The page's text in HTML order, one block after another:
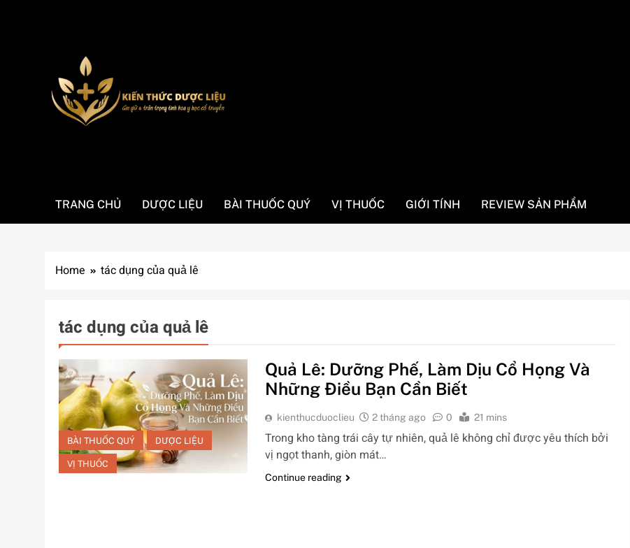
TRANG CHỦ DƯỢC LIỆU BÀI THUỐC QUÝ VỊ THUỐC GIỚI TÍNH REVIEW SẢN PHẨM
Home tác dụng của quả lê
tác dụng của quả lê
BÀI THUỐC QUÝ DƯỢC LIỆU
VỊ THUỐC
Quả Lê: Dưỡng Phế, Làm Dịu Cổ Họng Và
Những Điều Bạn Cần Biết
kienthucduoclieu 2 tháng ago 0 21 mins
Trong kho tàng trái cây tự nhiên, quả lê không chỉ được yêu thích bởi
vị ngọt thanh, giòn mát…
Continue reading